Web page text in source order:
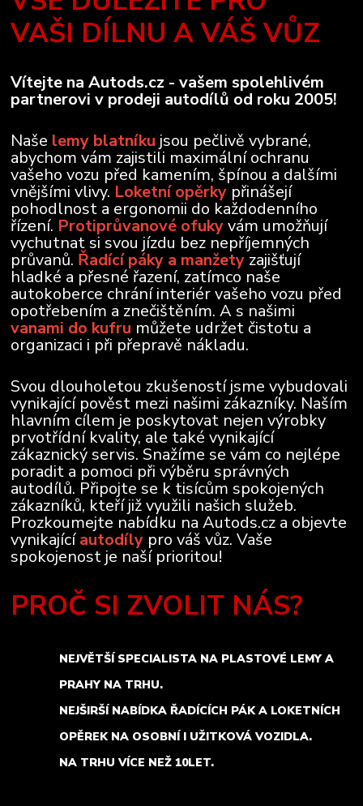
VAŠI DÍLNU A VÁŠ VŮZ
Vítejte na Autods.cz - vašem spolehlivém
partnerovi v prodeji autodílů od roku 2005!
Naše lemy blatníku jsou pečlivě vybrané,
abychom vám zajistili maximální ochranu
vašeho vozu před kamením, špínou a dalšími
vnějšími vlivy. Loketní opěrky přinášejí
pohodlnost a ergonomii do každodenního
řízení. Protiprůvanové ofukyvám umožňují
vychutnat si svou jízdu bez nepříjemných
průvanů. Řadící páky a manžety zajišťují
hladké a přesné řazení, zatímco naše
autokoberce chrání interiér vašeho vozu před
opotřebením a znečištěním. A s našimi
vanami do kufru můžete udržet čistotu a
organizaci i při přepravě nákladu.
Svou dlouholetou zkušeností jsme vybudovali
vynikající pověst mezi našimi zákazníky. Naším
hlavním cílem je poskytovat nejen výrobky
prvotřídní kvality, ale také vynikající
zákaznický servis. Snažíme se vám co nejlépe
poradit a pomoci při výběru správných
autodílů. Připojte se k tisícům spokojených
zákazníků, kteří již využili našich služeb.
Prozkoumejte nabídku na Autods.cz a objevte
vynikajícíautodíly pro váš vůz. Vaše
spokojenost je naší prioritou!
PROČ SI ZVOLIT NÁS?
NEJVĚTŠÍ SPECIALISTA NA PLASTOVÉ LEMY A
PRAHY NA TRHU.
NEJŠIRŠÍ NABÍDKA ŘADÍCÍCH PÁK A LOKETNÍCH
OPĚREK NA OSOBNÍ I UŽITKOVÁ VOZIDLA.
NA TRHU VÍCE NEŽ 10LET.